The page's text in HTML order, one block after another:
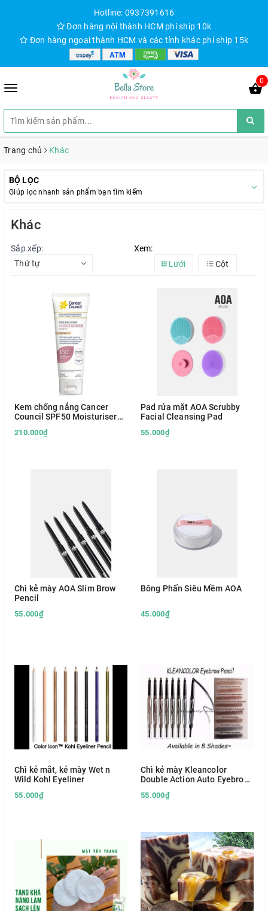
Hotline: 0937391616
Đơn hàng nội thành HCM phí ship 10k
Đơn hàng ngoại thành HCM và các tỉnh khác phí ship 15k
0
Trang chủ Khác
BỘ LỌC
Giúp lọc nhanh sản phẩm bạn tìm kiếm
Khác
Sắp xếp:
Thứ tự
Xem:
Lưới
Cột
Kem chống nắng Cancer
Council SPF50 Moisturiser
210.000₫
Pad rửa mặt AOA Scrubby
Facial Cleansing Pad
55.000₫
Chì kẻ mày AOA Slim Brow
Pencil
55.000₫
Bông Phấn Siêu Mềm AOA
45.000₫
Chì kẻ mắt, kẻ mày Wet n
Wild Kohl Eyeliner
55.000₫
Chì kẻ mày Kleancolor
Double Action Auto Eyebrow
55.000₫